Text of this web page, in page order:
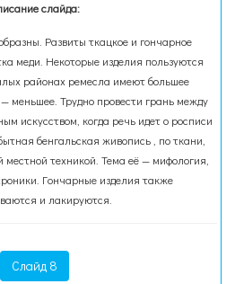
слайда:
Развиты ткацкое и гончарное
меди. Некоторые изделия пользуются
районах ремесла имеют большее
меньшее. Трудно провести грань между
искусством, когда речь идет о росписи
бенгальская живопись , по ткани,
местной техникой. Тема её — мифология,
Гончарные изделия также
и лакируются.
Слайд 8